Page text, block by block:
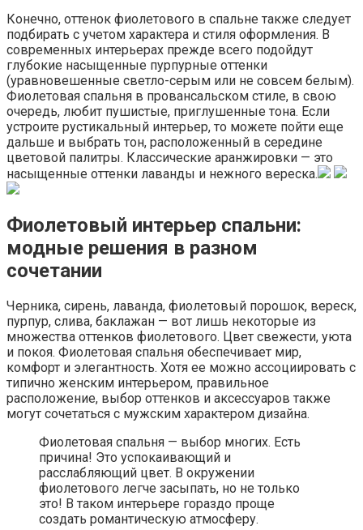
Конечно, оттенок фиолетового в спальне также следует
подбирать с учетом характера и стиля оформления. В
современных интерьерах прежде всего подойдут
глубокие насыщенные пурпурные оттенки
(уравновешенные светло-серым или не совсем белым).
Фиолетовая спальня в провансальском стиле, в свою
очередь, любит пушистые, приглушенные тона. Если
устроите рустикальный интерьер, то можете пойти еще
дальше и выбрать тон, расположенный в середине
цветовой палитры. Классические аранжировки — это
насыщенные оттенки лаванды и нежного вереска.
Фиолетовый интерьер спальни:
модные решения в разном
сочетании
Черника, сирень, лаванда, фиолетовый порошок, вереск,
пурпур, слива, баклажан — вот лишь некоторые из
множества оттенков фиолетового. Цвет свежести, уюта
и покоя. Фиолетовая спальня обеспечивает мир,
комфорт и элегантность. Хотя ее можно ассоциировать с
типично женским интерьером, правильное
расположение, выбор оттенков и аксессуаров также
могут сочетаться с мужским характером дизайна.
Фиолетовая спальня — выбор многих. Есть
причина! Это успокаивающий и
расслабляющий цвет. В окружении
фиолетового легче засыпать, но не только
это! В таком интерьере гораздо проще
создать романтическую атмосферу.